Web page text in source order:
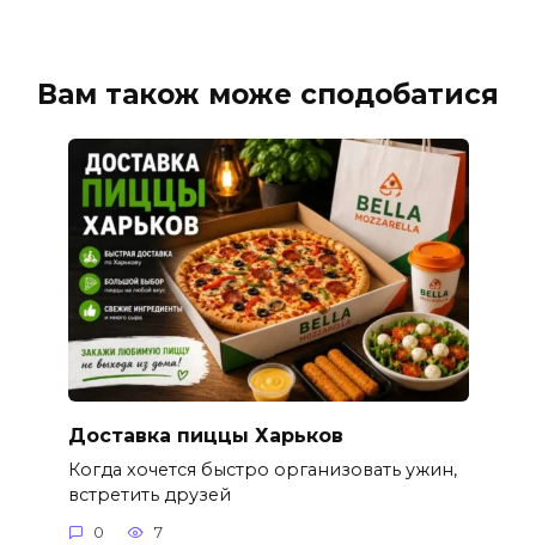
Вам також може сподобатися
Доставка пиццы Харьков
Когда хочется быстро организовать ужин,
встретить друзей
0 7